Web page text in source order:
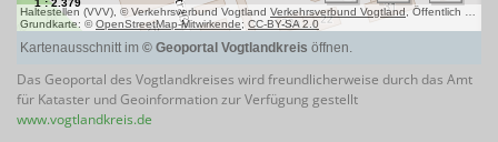
Das Geoportal des Vogtlandkreises wird freundlicherweise durch das Amt
für Kataster und Geoinformation zur Verfügung gestellt
www.vogtlandkreis.de